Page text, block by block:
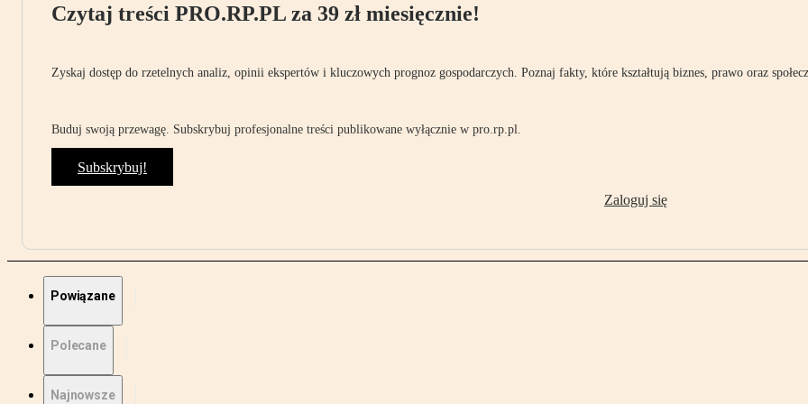
Czytaj treści PRO.RP.PL za 39 zł miesięcznie!
Zyskaj dostęp do rzetelnych analiz, opinii ekspertów i kluczowych prognoz gospodarczych. Poznaj fakty, które kształtują biznes, prawo oraz
Buduj swoją przewagę. Subskrybuj profesjonalne treści publikowane wyłącznie w pro.rp.pl.
Subskrybuj!
Zaloguj się
Powiązane
Polecane
Najnowsze